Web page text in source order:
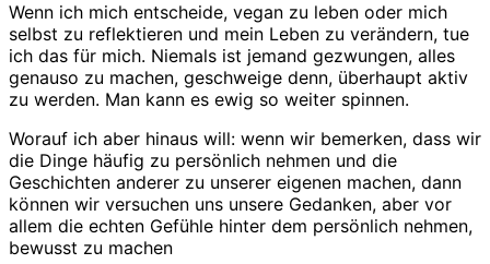
Wenn ich mich entscheide, vegan zu leben oder mich
selbst zu reflektieren und mein Leben zu verändern, tue
ich das für mich. Niemals ist jemand gezwungen, alles
genauso zu machen, geschweige denn, überhaupt aktiv
zu werden. Man kann es ewig so weiter spinnen.
Worauf ich aber hinaus will: wenn wir bemerken, dass wir
die Dinge häufig zu persönlich nehmen und die
Geschichten anderer zu unserer eigenen machen, dann
können wir versuchen uns unsere Gedanken, aber vor
allem die echten Gefühle hinter dem persönlich nehmen,
bewusst zu machen